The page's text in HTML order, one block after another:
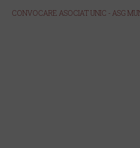
CONVOCARE ASOCIAT UNIC - ASG